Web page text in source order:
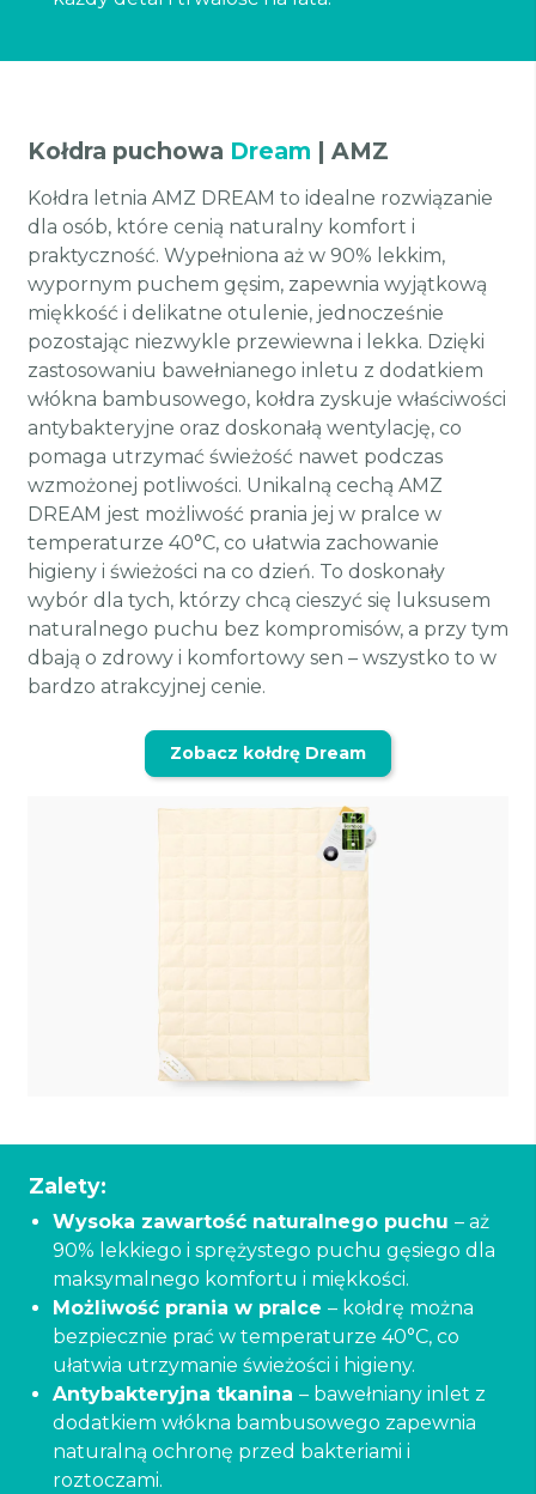
Kołdra puchowa Dream | AMZ
Kołdra letnia AMZ DREAM to idealne rozwiązanie
dla osób, które cenią naturalny komfort i
praktyczność. Wypełniona aż w 90% lekkim,
wypornym puchem gęsim, zapewnia wyjątkową
miękkość i delikatne otulenie, jednocześnie
pozostając niezwykle przewiewna i lekka. Dzięki
zastosowaniu bawełnianego inletu z dodatkiem
włókna bambusowego, kołdra zyskuje właściwości
antybakteryjne oraz doskonałą wentylację, co
pomaga utrzymać świeżość nawet podczas
wzmożonej potliwości. Unikalną cechą AMZ
DREAM jest możliwość prania jej w pralce w
temperaturze 40°C, co ułatwia zachowanie
higieny i świeżości na co dzień. To doskonały
wybór dla tych, którzy chcą cieszyć się luksusem
naturalnego puchu bez kompromisów, a przy tym
dbają o zdrowy i komfortowy sen – wszystko to w
bardzo atrakcyjnej cenie.
Zobacz kołdrę Dream
Zalety:
Wysoka zawartość naturalnego puchu – aż
90% lekkiego i sprężystego puchu gęsiego dla
maksymalnego komfortu i miękkości.
Możliwość prania w pralce – kołdrę można
bezpiecznie prać w temperaturze 40°C, co
ułatwia utrzymanie świeżości i higieny.
Antybakteryjna tkanina – bawełniany inlet z
dodatkiem włókna bambusowego zapewnia
naturalną ochronę przed bakteriami i
roztoczami.